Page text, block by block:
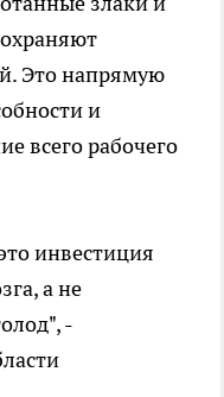
Это напрямую
и
всего рабочего
инвестиция
а не
-